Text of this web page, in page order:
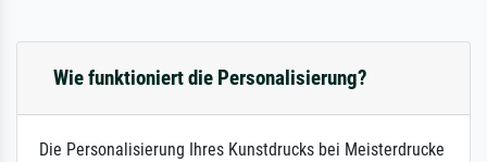
Wie funktioniert die Personalisierung?
Die Personalisierung Ihres Kunstdrucks bei Meisterdrucke